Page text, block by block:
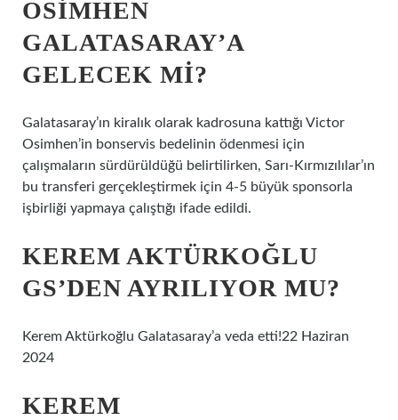
OSIMHEN
GALATASARAY’A
GELECEK MI?
Galatasaray’ın kiralık olarak kadrosuna kattığı Victor
Osimhen’in bonservis bedelinin ödenmesi için
çalışmaların sürdürüldüğü belirtilirken, Sarı-Kırmızılılar’ın
bu transferi gerçekleştirmek için 4-5 büyük sponsorla
işbirliği yapmaya çalıştığı ifade edildi.
KEREM AKTÜRKOĞLU
GS’DEN AYRILIYOR MU?
Kerem Aktürkoğlu Galatasaray’a veda etti!22 Haziran
2024
KEREM